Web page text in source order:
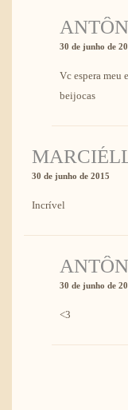
30 de junho de
Vc espera meu
beijocas
30 de junho de 2015
Incrível
30 de junho de
<3